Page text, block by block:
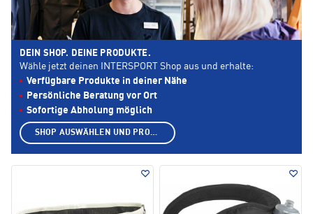
DEIN SHOP. DEINE PRODUKTE.
Wähle jetzt deinen INTERSPORT Shop aus und erhalte:
Verfügbare Produkte in deiner Nähe
Persönliche Beratung vor Ort
Sofortige Abholung möglich
SHOP AUSWÄHLEN UND PRODUKTE ANZEIGEN